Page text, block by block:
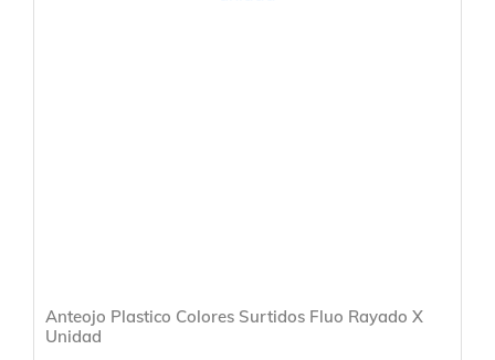
Anteojo Plastico Colores Surtidos Fluo Rayado X
Unidad